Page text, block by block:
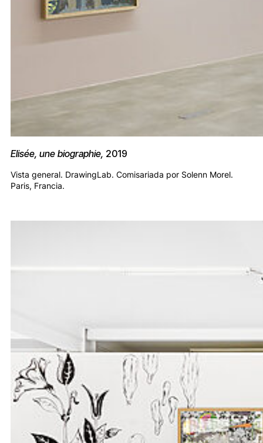
Elisée, une biographie, 2019
Vista general. DrawingLab. Comisariada por Solenn Morel.
Paris, Francia.